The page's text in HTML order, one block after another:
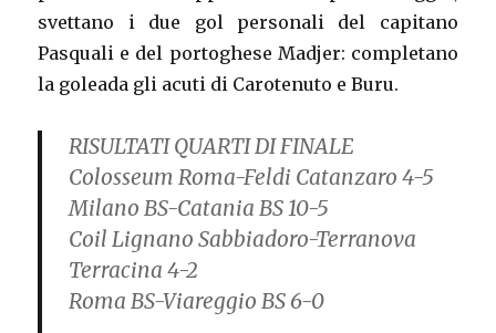
svettano i due gol personali del capitano
Pasquali e del portoghese Madjer: completano
la goleada gli acuti di Carotenuto e Buru.
RISULTATI QUARTI DI FINALE
Colosseum Roma-Feldi Catanzaro 4-5
Milano BS-Catania BS 10-5
Coil Lignano Sabbiadoro-Terranova
Terracina 4-2
Roma BS-Viareggio BS 6-0